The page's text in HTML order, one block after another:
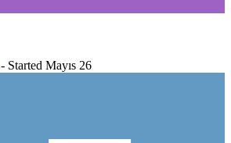
- Started Mayıs 26